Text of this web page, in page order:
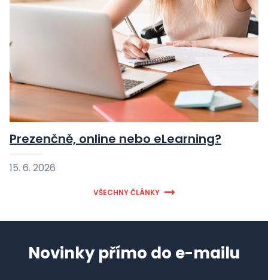
Prezenčně, online nebo eLearning?
15. 6. 2026
VŠECHNY ČLÁNKY
Novinky přímo do e-mailu